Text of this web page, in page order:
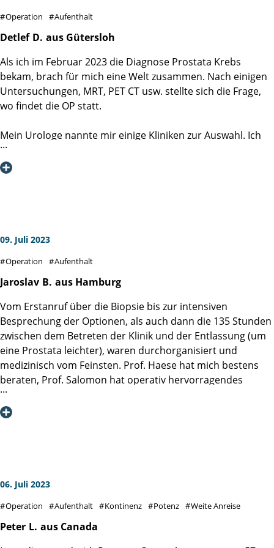
kompetent und jederzeit ansprechbar.
Ein LEUCHTTURM der PFLEGE! Es hätte nicht besser sein
Mein aufrichtiger Dank geht an die Oberärztin Frau Dr.
Valia Valeva und an das gesamte Team der Klinik.
Horn, Bad Meinberg
Operation Aufenthalt
Detlef D. aus Gütersloh
Als ich im Februar 2023 die Diagnose Prostata Krebs
bekam, brach für mich eine Welt zusammen. Nach einigen
Untersuchungen, MRT, PET CT usw. stellte sich die Frage,
wo findet die OP statt.
Mein Urologe nannte mir einige Kliniken zur Auswahl. Ich
habe mich dann für die Martini-Klink in Hamburg
entschieden.
diesem Wege möchte ich mich bei allen bedanken.
Es ist ist zwar noch ein langer Weg bis zur vollständigen
Genesung, der Anruf vom Professor an meine Frau mit der
09. Juli 2023
Operation Aufenthalt
Jaroslav B. aus Hamburg
Vom Erstanruf über die Biopsie bis zur intensiven
Besprechung der Optionen, als auch dann die 135 Stunden
zwischen dem Betreten der Klinik und der Entlassung (um
eine Prostata leichter), waren durchorganisiert und
medizinisch vom Feinsten. Prof. Haese hat mich bestens
beraten, Prof. Salomon hat operativ hervorragendes
geleistet und das Team von weiteren Ärzten und
Pflegekräften war rund um die Uhr extrem professionell,
wohl nur sechs winzige Narben als Konsequenz hinterlässt!
06. Juli 2023
Operation Aufenthalt Kontinenz Potenz Weite Anreise
Peter L. aus Canada